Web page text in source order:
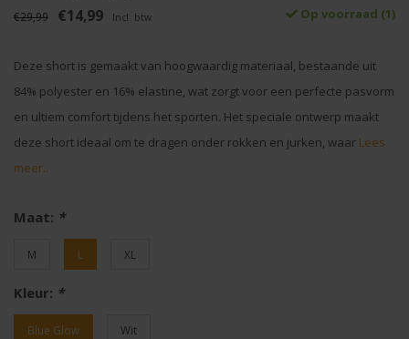
€29,99 €14,99 Incl. btw Op voorraad (1)
Deze short is gemaakt van hoogwaardig materiaal, bestaande uit
84% polyester en 16% elastine, wat zorgt voor een perfecte pasvorm
en ultiem comfort tijdens het sporten. Het speciale ontwerp maakt
deze short ideaal om te dragen onder rokken en jurken, waar Lees
meer..
Maat: *
M L XL
Kleur: *
Blue Glow Wit